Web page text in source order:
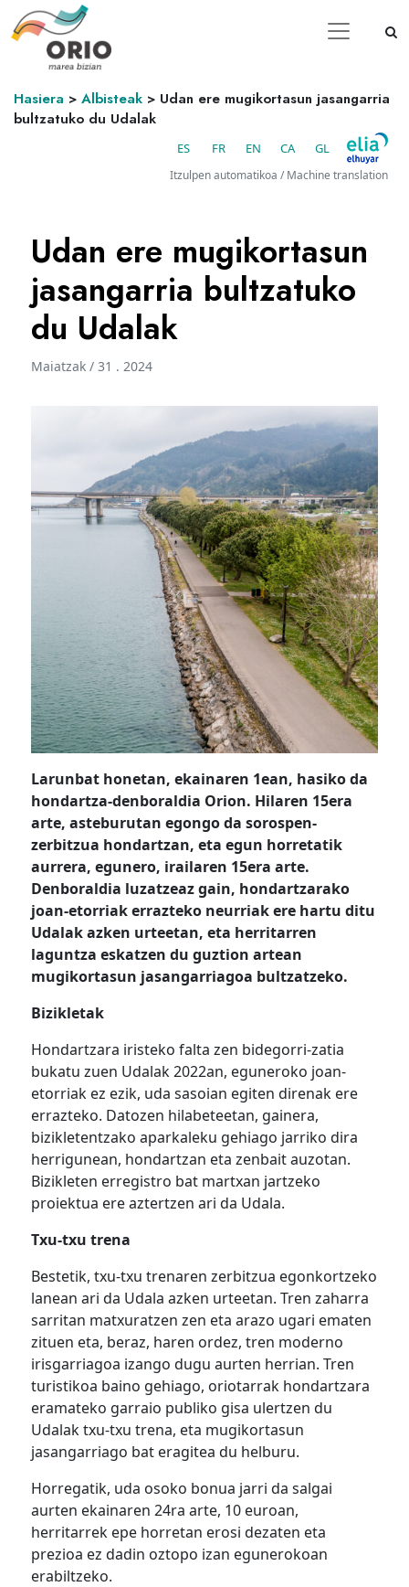
Hasiera > Albisteak > Udan ere mugikortasun jasangarria
bultzatuko du Udalak
ES FR EN CA GL
Itzulpen automatikoa / Machine translation
Udan ere mugikortasun
jasangarria bultzatuko
du Udalak
Maiatzak / 31 . 2024
Larunbat honetan, ekainaren 1ean, hasiko da
hondartza-denboraldia Orion. Hilaren 15era
arte, asteburutan egongo da sorospen-
zerbitzua hondartzan, eta egun horretatik
aurrera, egunero, irailaren 15era arte.
Denboraldia luzatzeaz gain, hondartzarako
joan-etorriak errazteko neurriak ere hartu ditu
Udalak azken urteetan, eta herritarren
laguntza eskatzen du guztion artean
mugikortasun jasangarriagoa bultzatzeko.
Bizikletak
Hondartzara iristeko falta zen bidegorri-zatia
bukatu zuen Udalak 2022an, eguneroko joan-
etorriak ez ezik, uda sasoian egiten direnak ere
errazteko. Datozen hilabeteetan, gainera,
bizikletentzako aparkaleku gehiago jarriko dira
herrigunean, hondartzan eta zenbait auzotan.
Bizikleten erregistro bat martxan jartzeko
proiektua ere aztertzen ari da Udala.
Txu-txu trena
Bestetik, txu-txu trenaren zerbitzua egonkortzeko
lanean ari da Udala azken urteetan. Tren zaharra
sarritan matxuratzen zen eta arazo ugari ematen
zituen eta, beraz, haren ordez, tren moderno
irisgarriagoa izango dugu aurten herrian. Tren
turistikoa baino gehiago, oriotarrak hondartzara
eramateko garraio publiko gisa ulertzen du
Udalak txu-txu trena, eta mugikortasun
jasangarriago bat eragitea du helburu.
Horregatik, uda osoko bonua jarri da salgai
aurten ekainaren 24ra arte, 10 euroan,
herritarrek epe horretan erosi dezaten eta
prezioa ez dadin oztopo izan egunerokoan
erabiltzeko.